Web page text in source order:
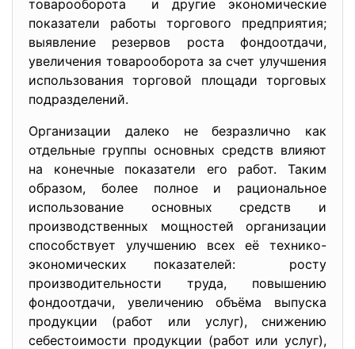
товарооборота и другие экономические
показатели работы торгового предприятия;
выявление резервов роста фондоотдачи,
увели­чения товарооборота за счет улучшения
ис­пользования торговой площади торговых
подразделений.
Организации далеко не безразлично как
отдельные группы основных средств влияют
на конечные показатели его работ. Таким
образом, более полное и рациональное
использование основных средств и
производственных мощностей организации
способствует улучшению всех её технико-
экономических показателей: росту
производительности труда, повышению
фондоотдачи, увеличению объёма выпуска
продукции (работ или услуг), снижению
себестоимости продукции (работ или услуг),